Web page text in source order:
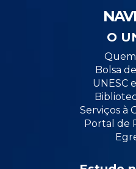
O
Bolsa
UNESC
Serviços à
Portal de